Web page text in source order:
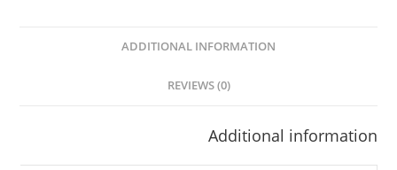
k
s
A
gr
a
m
di
t
e
dI
l
ADDITIONAL INFORMATION
REVIEWS (0)
Additional information